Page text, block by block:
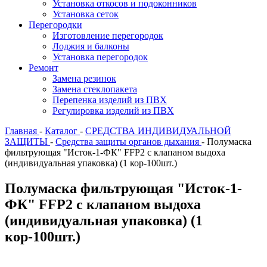
Установка откосов и подоконников
Установка сеток
Перегородки
Изготовление перегородок
Лоджия и балконы
Установка перегородок
Ремонт
Замена резинок
Замена стеклопакета
Перепенка изделий из ПВХ
Регулировка изделий из ПВХ
Главная - Каталог - СРЕДСТВА ИНДИВИДУАЛЬНОЙ
ЗАЩИТЫ - Средства защиты органов дыхания - Полумаска
фильтрующая "Исток-1-ФК" FFP2 с клапаном выдоха
(индивидуальная упаковка) (1 кор-100шт.)
Полумаска фильтрующая "Исток-1-
ФК" FFP2 с клапаном выдоха
(индивидуальная упаковка) (1
кор-100шт.)